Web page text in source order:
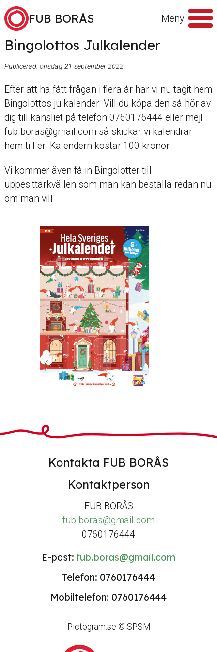
Hoppa till innehåll
FUB BORÅS Meny
Sök
efter
Bingolottos Julkalender
Publicerad: onsdag 21 september 2022
Efter att ha fått frågan i flera år har vi nu tagit hem
Bingolottos julkalender. Vill du köpa den så hör av
dig till kansliet på telefon 0760176444 eller mejl
fub.boras@gmail.com så skickar vi kalendrar
hem till er. Kalendern kostar 100 kronor.
Vi kommer även få in Bingolotter till
uppesittarkvällen som man kan beställa redan nu
om man vill
Kontakta FUB BORÅS
Kontaktperson
FUB BORÅS
fub.boras@gmail.com
0760176444
E-post: fub.boras@gmail.com
Telefon: 0760176444
Mobiltelefon: 0760176444
Pictogram.se © SPSM